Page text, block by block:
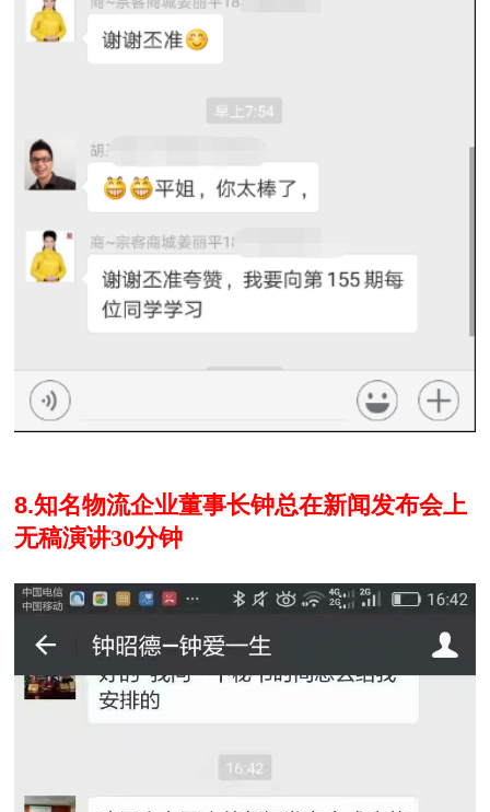
8.知名物流企业董事长钟总在新闻发布会上
无稿演讲30分钟